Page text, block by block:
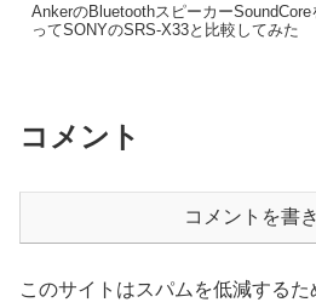
AnkerのBluetoothスピーカーSoundCore
ってSONYのSRS-X33と比較してみた
コメント
コメントを書
このサイトはスパムを低減する